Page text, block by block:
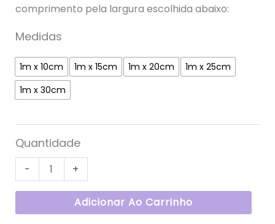
comprimento pela largura escolhida abaixo:
Medidas
1m x 10cm 1m x 15cm 1m x 20cm
1m x 25cm
1m x 30cm
Quantidade
- +
Adicionar Ao Carrinho